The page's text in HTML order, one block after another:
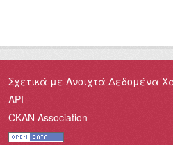
Σχετικά με Ανοιχτά Δεδομένα
API
CKAN Association